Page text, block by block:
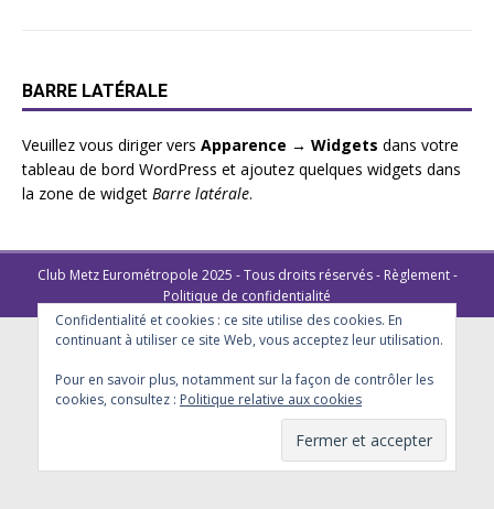
BARRE LATÉRALE
Veuillez vous diriger vers Apparence → Widgets dans votre
tableau de bord WordPress et ajoutez quelques widgets dans
la zone de widget Barre latérale.
Club Metz Eurométropole 2025 - Tous droits réservés - Règlement-
Politique de confidentialité
Confidentialité et cookies : ce site utilise des cookies. En
continuant à utiliser ce site Web, vous acceptez leur utilisation.
Pour en savoir plus, notamment sur la façon de contrôler les
cookies, consultez : Politique relative aux cookies